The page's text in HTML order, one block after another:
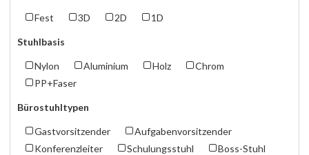
Fest 3D 2D 1D
Stuhlbasis
Nylon Aluminium Holz
Chrom
PP+Faser
Bürostuhltypen
Gastvorsitzender
Aufgabenvorsitzender
Konferenzleiter
Schulungsstuhl
Boss-Stuhl